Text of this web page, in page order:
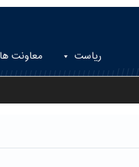
ریاست معاونت ها